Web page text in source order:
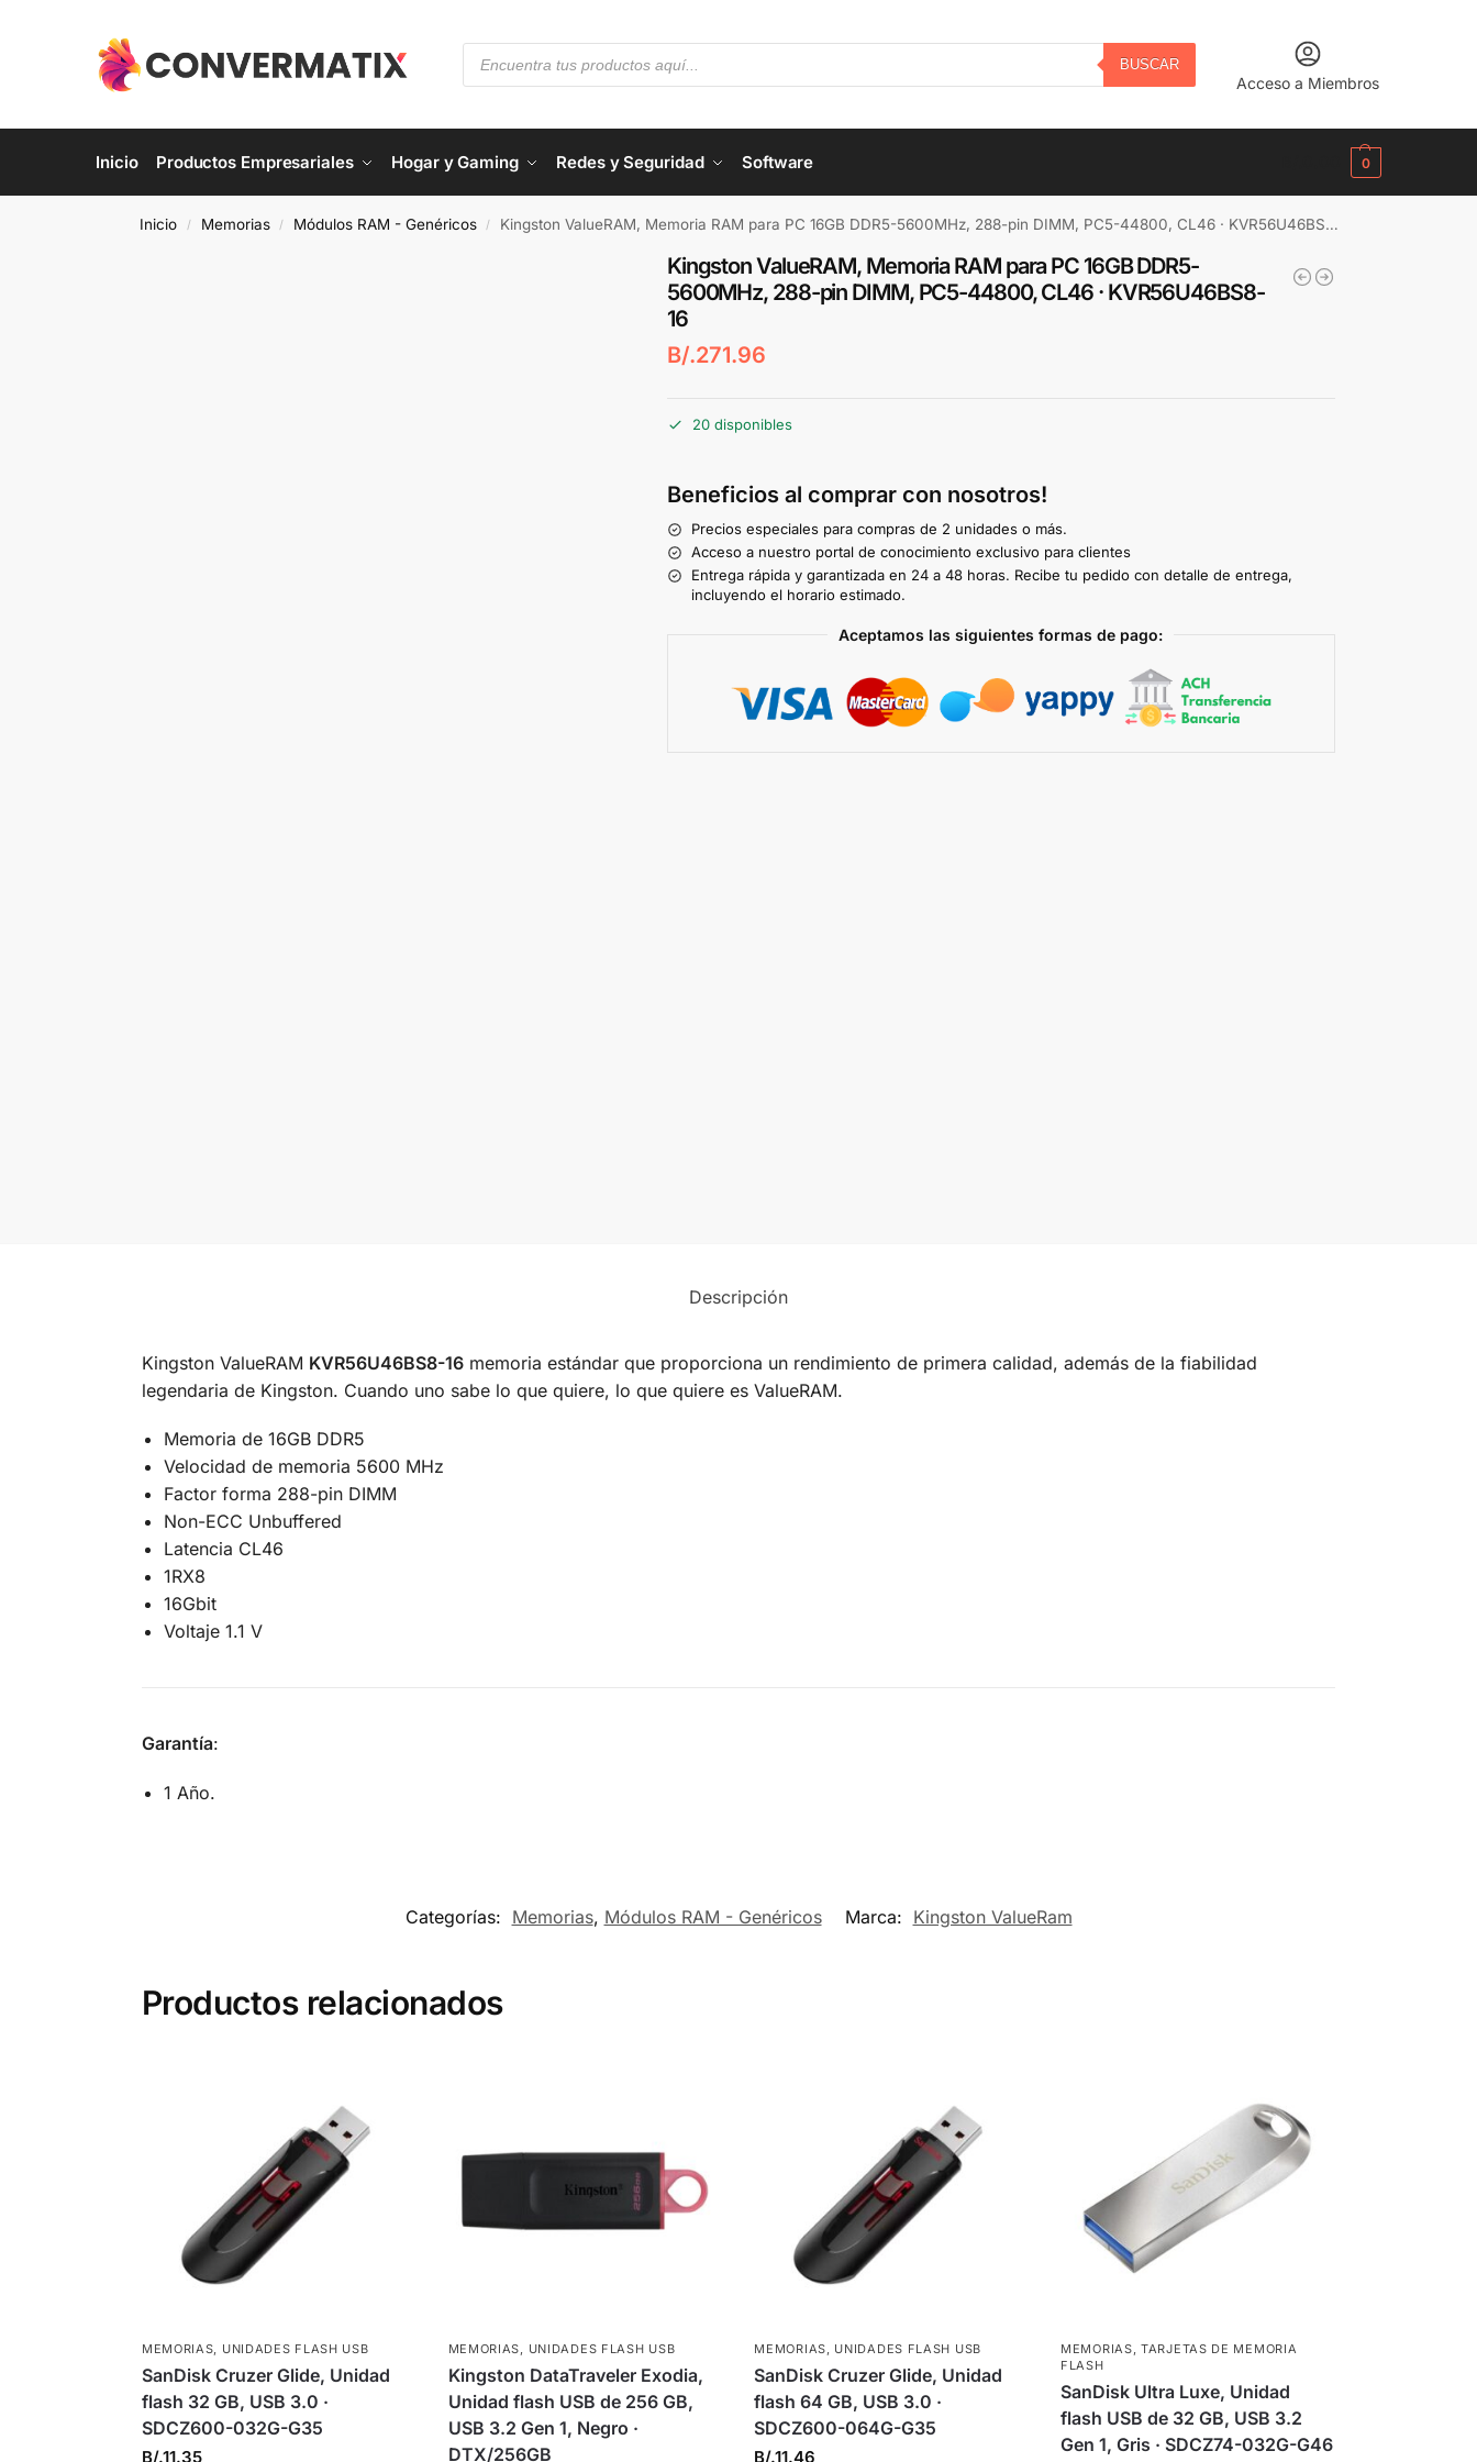
BUSCAR
Acceso a Miembros
Inicio Productos Empresariales Hogar y Gaming Redes y Seguridad Software 0
Inicio / Memorias / Módulos RAM - Genéricos / Kingston ValueRAM, Memoria RAM para PC 16GB DDR5-5600MHz, 288-pin DIMM, PC5-44800, CL46 · KVR56U46BS8-16
Kingston ValueRAM, Memoria RAM para PC 16GB DDR5-
5600MHz, 288-pin DIMM, PC5-44800, CL46 · KVR56U46BS8-
16
B/.271.96
20 disponibles
Beneficios al comprar con nosotros!
Precios especiales para compras de 2 unidades o más.
Acceso a nuestro portal de conocimiento exclusivo para clientes
Entrega rápida y garantizada en 24 a 48 horas. Recibe tu pedido con detalle de entrega,
incluyendo el horario estimado.
Aceptamos las siguientes formas de pago:
Descripción
Kingston ValueRAM KVR56U46BS8-16memoria estándar que proporciona un rendimiento de primera calidad, además de la fiabilidad
legendaria de Kingston. Cuando uno sabe lo que quiere, lo que quiere es ValueRAM.
Memoria de 16GB DDR5
Velocidad de memoria 5600 MHz
Factor forma 288-pin DIMM
Non-ECC Unbuffered
Latencia CL46
1RX8
16Gbit
Voltaje 1.1 V
Garantía:
1 Año.
Categorías: Memorias, Módulos RAM - Genéricos Marca: Kingston ValueRam
Productos relacionados
MEMORIAS, UNIDADES FLASH USB
SanDisk Cruzer Glide, Unidad
flash 32 GB, USB 3.0 ·
SDCZ600-032G-G35
B/.11.35
MEMORIAS, UNIDADES FLASH USB
Kingston DataTraveler Exodia,
Unidad flash USB de 256 GB,
USB 3.2 Gen 1, Negro ·
DTX/256GB
MEMORIAS, UNIDADES FLASH USB
SanDisk Cruzer Glide, Unidad
flash 64 GB, USB 3.0 ·
SDCZ600-064G-G35
B/.11.46
MEMORIAS,TARJETAS DE MEMORIA
FLASH
SanDisk Ultra Luxe, Unidad
flash USB de 32 GB, USB 3.2
Gen 1, Gris · SDCZ74-032G-G46